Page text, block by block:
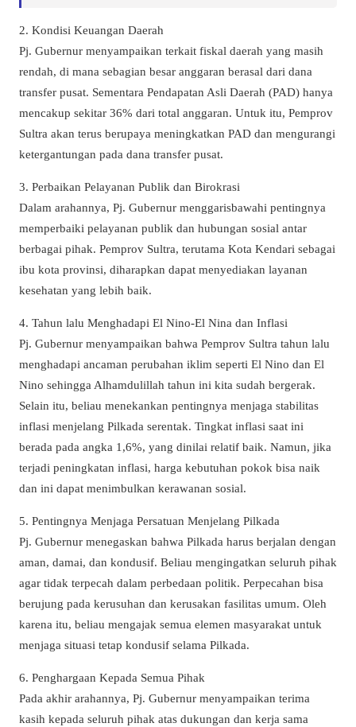
2. Kondisi Keuangan Daerah
Pj. Gubernur menyampaikan terkait fiskal daerah yang masih
rendah, di mana sebagian besar anggaran berasal dari dana
transfer pusat. Sementara Pendapatan Asli Daerah (PAD) hanya
mencakup sekitar 36% dari total anggaran. Untuk itu, Pemprov
Sultra akan terus berupaya meningkatkan PAD dan mengurangi
ketergantungan pada dana transfer pusat.
3. Perbaikan Pelayanan Publik dan Birokrasi
Dalam arahannya, Pj. Gubernur menggarisbawahi pentingnya
memperbaiki pelayanan publik dan hubungan sosial antar
berbagai pihak. Pemprov Sultra, terutama Kota Kendari sebagai
ibu kota provinsi, diharapkan dapat menyediakan layanan
kesehatan yang lebih baik.
4. Tahun lalu Menghadapi El Nino-El Nina dan Inflasi
Pj. Gubernur menyampaikan bahwa Pemprov Sultra tahun lalu
menghadapi ancaman perubahan iklim seperti El Nino dan El
Nino sehingga Alhamdulillah tahun ini kita sudah bergerak.
Selain itu, beliau menekankan pentingnya menjaga stabilitas
inflasi menjelang Pilkada serentak. Tingkat inflasi saat ini
berada pada angka 1,6%, yang dinilai relatif baik. Namun, jika
terjadi peningkatan inflasi, harga kebutuhan pokok bisa naik
dan ini dapat menimbulkan kerawanan sosial.
5. Pentingnya Menjaga Persatuan Menjelang Pilkada
Pj. Gubernur menegaskan bahwa Pilkada harus berjalan dengan
aman, damai, dan kondusif. Beliau mengingatkan seluruh pihak
agar tidak terpecah dalam perbedaan politik. Perpecahan bisa
berujung pada kerusuhan dan kerusakan fasilitas umum. Oleh
karena itu, beliau mengajak semua elemen masyarakat untuk
menjaga situasi tetap kondusif selama Pilkada.
6. Penghargaan Kepada Semua Pihak
Pada akhir arahannya, Pj. Gubernur menyampaikan terima
kasih kepada seluruh pihak atas dukungan dan kerja sama